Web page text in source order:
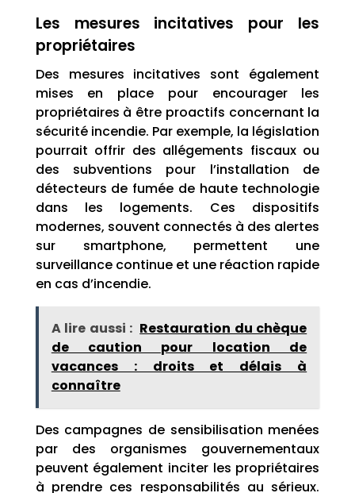
Les mesures incitatives pour les
propriétaires
Des mesures incitatives sont également
mises en place pour encourager les
propriétaires à être proactifs concernant la
sécurité incendie. Par exemple, la législation
pourrait offrir des allégements fiscaux ou
des subventions pour l’installation de
détecteurs de fumée de haute technologie
dans les logements. Ces dispositifs
modernes, souvent connectés à des alertes
sur smartphone, permettent une
surveillance continue et une réaction rapide
en cas d’incendie.
A lire aussi : Restauration du chèque
de caution pour location de
vacances : droits et délais à
connaître
Des campagnes de sensibilisation menées
par des organismes gouvernementaux
peuvent également inciter les propriétaires
à prendre ces responsabilités au sérieux.